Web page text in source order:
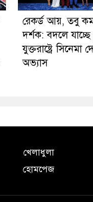
রেকর্ড আয়, তবু
দর্শক: বদলে যাচ্ছে
যুক্তরাষ্ট্রে সিনেমা
অভ্যাস
খেলাধুলা
হোমপেজ